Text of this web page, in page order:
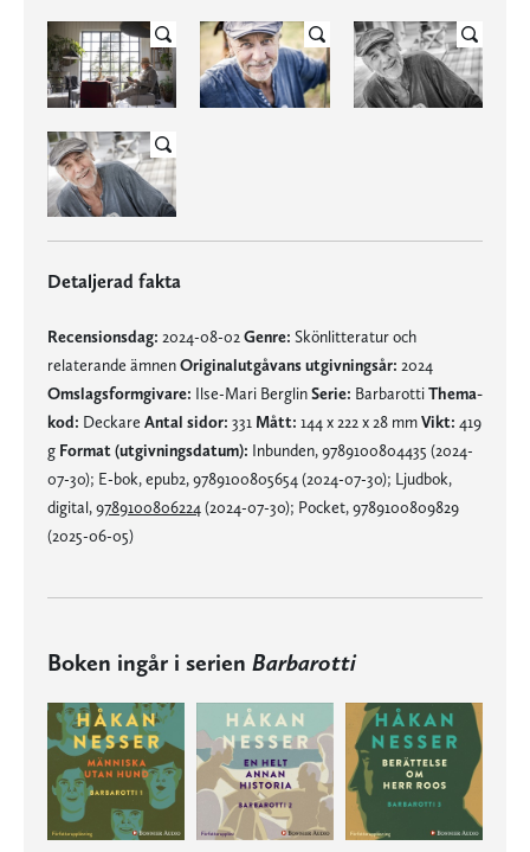
Detaljerad fakta
Recensionsdag: 2024-08-02Genre: Skönlitteratur och
relaterande ämnenOriginalutgåvans utgivningsår: 2024
Omslagsformgivare: Ilse-Mari BerglinSerie: BarbarottiThema-
kod: Deckare Antal sidor: 331 Mått: 144 x 222 x 28 mmVikt: 419
g Format (utgivningsdatum): Inbunden, 9789100804435 (2024-
07-30); E-bok, epub2, 9789100805654 (2024-07-30); Ljudbok,
digital,9789100806224(2024-07-30); Pocket, 9789100809829
(2025-06-05)
Boken ingår i serien Barbarotti